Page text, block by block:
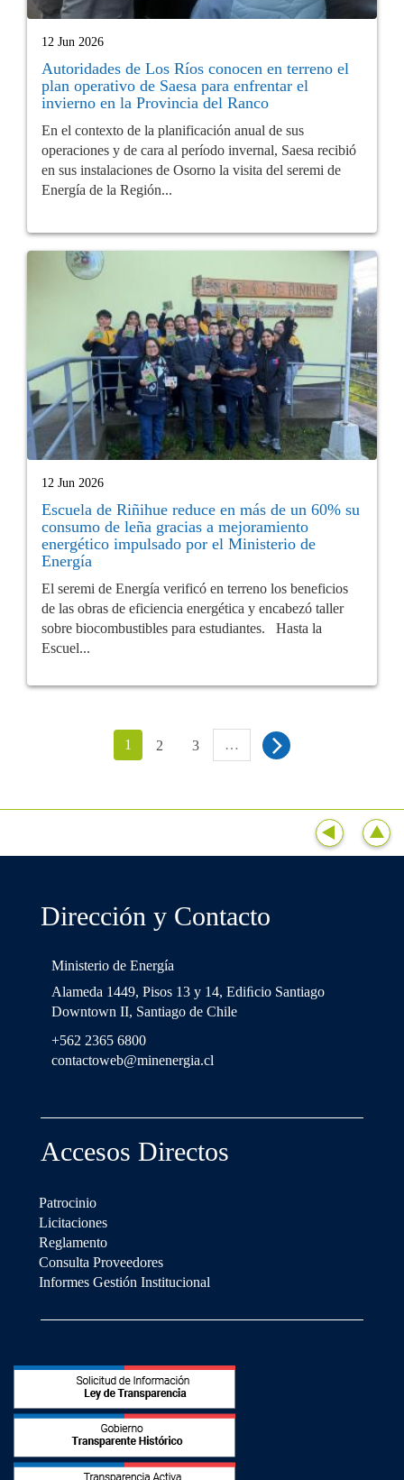
12 Jun 2026
Autoridades de Los Ríos conocen en terreno el
plan operativo de Saesa para enfrentar el
invierno en la Provincia del Ranco
En el contexto de la planificación anual de sus
operaciones y de cara al período invernal, Saesa recibió
en sus instalaciones de Osorno la visita del seremi de
Energía de la Región...
12 Jun 2026
Escuela de Riñihue reduce en más de un 60% su
consumo de leña gracias a mejoramiento
energético impulsado por el Ministerio de
Energía
El seremi de Energía verificó en terreno los beneficios
de las obras de eficiencia energética y encabezó taller
sobre biocombustibles para estudiantes. Hasta la
Escuel...
1 2 3 …
Dirección y Contacto
Ministerio de Energía
Alameda 1449, Pisos 13 y 14, Ediﬁcio Santiago
Downtown II, Santiago de Chile
+562 2365 6800
contactoweb@minenergia.cl
Accesos Directos
Patrocinio
Licitaciones
Reglamento
Consulta Proveedores
Informes Gestión Institucional